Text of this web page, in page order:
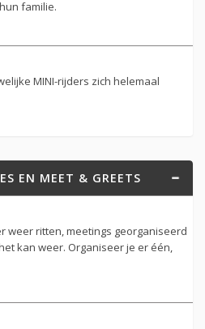
familie.
MINI-rijders zich helemaal
EN MEET & GREETS
weer ritten, meetings georganiseerd
kan weer. Organiseer je er één,